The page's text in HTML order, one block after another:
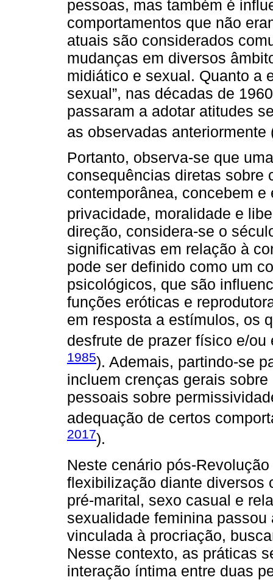
pessoas, mas também é
comportamentos que não
atuais são considerados
mudanças em diversos
midiático e sexual. Quanto a
sexual”, nas décadas de
passaram a adotar atitudes
as observadas anteriormente
Portanto, observa-se que
consequências diretas sobre
contemporânea, concebem
privacidade, moralidade e
direção, considera-se o
significativas em relação à
pode ser definido como um
psicológicos, que são
funções eróticas e
em resposta a estímulos, os
desfrute de prazer físico e/ou
1985). Ademais, partindo-se
incluem crenças gerais
pessoais sobre
adequação de certos
2017).
Neste cenário pós-
flexibilização diante diversos
pré-marital, sexo casual e
sexualidade feminina
vinculada à procriação,
Nesse contexto, as práticas
interação íntima entre duas